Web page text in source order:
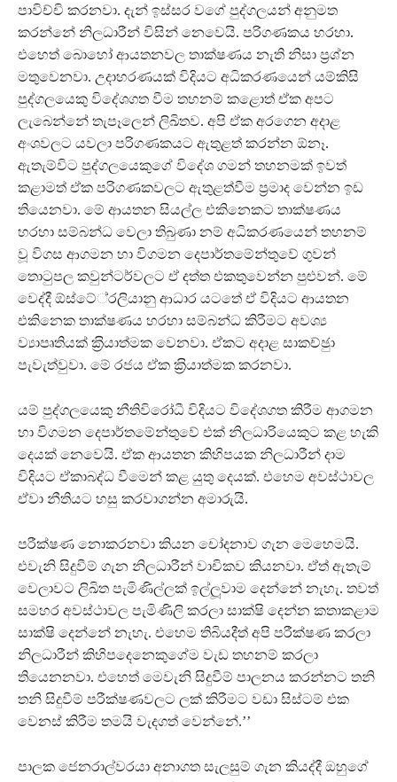
පාවිච්චි කරනවා. දැන් ඉස්සර වගේ පුද්ගලයන් අනුමත
කරන්නේ නිලධාරීන් විසින් නෙවෙයි. පරිගණකය හරහා.
එහෙත් බොහෝ ආයතනවල තාක්ෂණය නැති නිසා ප‍්‍රශ්න
මතුවෙනවා. උදාහරණයක් විදියට අධිකරණයෙන් යම්කිසි
පුද්ගලයෙකු විදේශගත වීම තහනම් කළොත් ඒක අපට
ලැබෙන්නේ තැපෑලෙන් ලිඛිතව. අපි ඒක අරගෙන අදාළ
අංශවලට යවලා පරිගණකයට ඇතුළත් කරන්න ඕනෑ.
ඇතැම්විට පුද්ගලයෙකුගේ විදේශ ගමන් තහනමක් ඉවත්
කළාමත් ඒක පරිගණකවලට ඇතුළත්වීම ප‍්‍රමාද වෙන්න ඉඩ
තියෙනවා. මේ ආයතන සියල්ල එකිනෙකට තාක්ෂණය
හරහා සම්බන්ධ වෙලා තිබුණා නම් අධිකරණයෙන් තහනම්
වූ විගස ආගමන හා විගමන දෙපාර්තමේන්තුවේ ගුවන්
තොටුපල කවුන්ටර්වලට ඒ දත්ත එකතුවෙන්න පුළුවන්. මේ
වෙද්දී ඕස්ටේ‍්‍රලියානු ආධාර යටතේ ඒ විදියට ආයතන
එකිනෙක තාක්ෂණය හරහා සම්බන්ධ කිරීමට අවශ්‍ය
ව්‍යාපෘතියක් ක‍්‍රියාත්මක වෙනවා. ඒකට අදාළ සාකච්ඡුා
පැවැත්වුවා. මේ රජය ඒක ක‍්‍රියාත්මක කරනවා.
යම් පුද්ගලයෙකු නීතිවිරෝධී විදියට විදේශගත කිරීම ආගමන
හා විගමන දෙපාර්තමේන්තුවේ එක් නිලධාරියෙකුට කළ හැකි
දෙයක් නෙවෙයි. ඒක ආයතන කිහිපයක නිලධාරීන් දාම
විදියට ඒකාබද්ධ වීමෙන් කළ යුතු දෙයක්. එහෙම අවස්ථාවල
ඒවා නීතියට හසු කරවාගන්න අමාරුයි.
පරීක්ෂණ නොකරනවා කියන චෝදනාව ගැන මෙහෙමයි.
එවැනි සිදුවීම් ගැන නිලධාරීන් වාචිකව කියනවා. ඒත් ඇතැම්
වෙලාවට ලිඛිත පැමිණිල්ලක් ඉල්ලූ‍වාම දෙන්නේ නැහැ. තවත්
සමහර අවස්ථාවල පැමිණිලි කරලා සාක්ෂි දෙන්න කතාකළාම
සාක්ෂි දෙන්නේ නැහැ. එහෙම තිබියදීත් අපි පරීක්ෂණ කරලා
නිලධාරීන් කිහිපදෙනෙකුගේම වැඩ තහනම් කරලා
තියෙනනවා. එහෙත් මෙවැනි සිදුවීම් පාලනය කරන්නට තනි
තනි සිදුවීම් පරීක්ෂණවලට ලක් කිරීමට වඩා සිස්ටම් එක
වෙනස් කිරීම තමයි වැදගත් වෙන්නේ.’’
පාලක ජෙනරාල්වරයා අනාගත සැලසුම් ගැන කියද්දී ඔහුගේ